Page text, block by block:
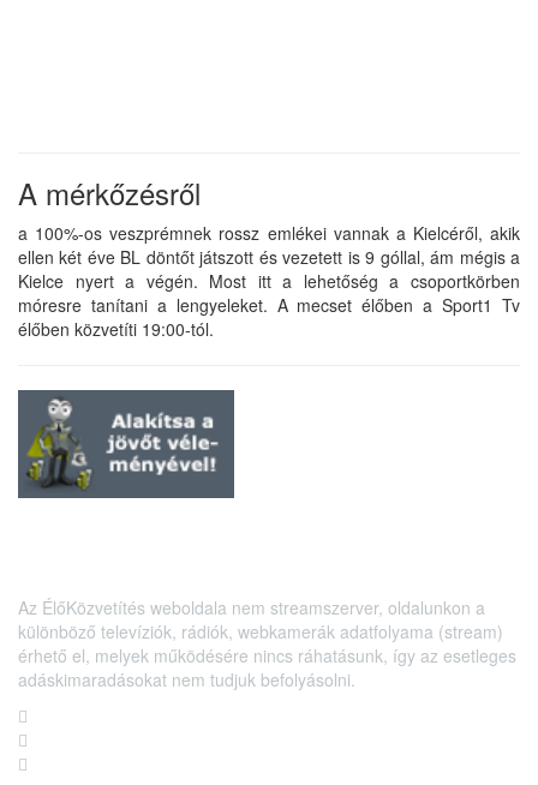
A mérkőzésről
a 100%-os veszprémnek rossz emlékei vannak a Kielcéről, akik
ellen két éve BL döntőt játszott és vezetett is 9 góllal, ám mégis a
Kielce nyert a végén. Most itt a lehetőség a csoportkörben
móresre tanítani a lengyeleket. A mecset élőben a Sport1 Tv
élőben közvetíti 19:00-tól.
Az ÉlőKözvetítés weboldala nem streamszerver, oldalunkon a
különböző televíziók, rádiók, webkamerák adatfolyama (stream)
érhető el, melyek működésére nincs ráhatásunk, így az esetleges
adáskimaradásokat nem tudjuk befolyásolni.